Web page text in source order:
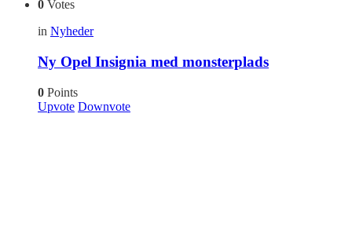
0 Votes
in Nyheder
Ny Opel Insignia med monsterplads
0 Points
Upvote Downvote